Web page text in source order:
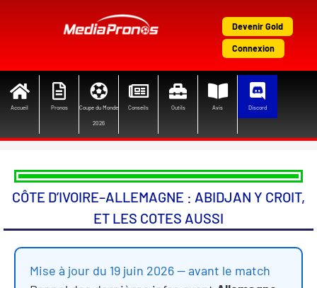
Devenir Gold
Connexion
Accueil Pronos Coupe du Monde
2026
Conseils Outils Avis Discord
CÔTE D’IVOIRE–ALLEMAGNE : ABIDJAN Y CROIT,
ET LES COTES AUSSI
Mise à jour du 19 juin 2026 — avant le match